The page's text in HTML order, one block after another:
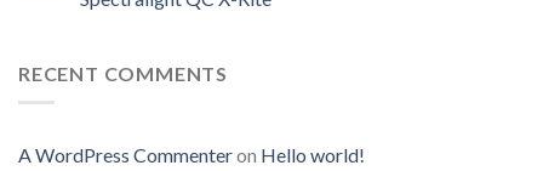
RECENT COMMENTS
A WordPress Commenteron Hello world!